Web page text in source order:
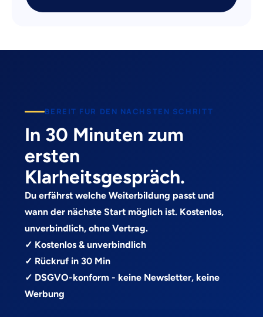
BEREIT FUR DEN NACHSTEN SCHRITT
In 30 Minuten zum
ersten
Klarheitsgespräch.
Du erfährst welche Weiterbildung passt und
wann der nächste Start möglich ist. Kostenlos,
unverbindlich, ohne Vertrag.
✓ Kostenlos & unverbindlich
✓ Rückruf in 30 Min
✓ DSGVO-konform - keine Newsletter, keine
Werbung